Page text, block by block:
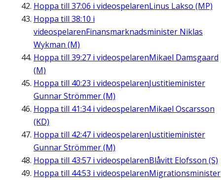
Hoppa till 37:06 i videospelarenLinus Lakso (MP)
Hoppa till 38:10 i
videospelarenFinansmarknadsminister Niklas
Wykman (M)
Hoppa till 39:27 i videospelarenMikael Damsgaard
(M)
Hoppa till 40:23 i videospelarenJustitieminister
Gunnar Strömmer (M)
Hoppa till 41:34i videospelarenMikael Oscarsson
(KD)
Hoppa till 42:47 i videospelarenJustitieminister
Gunnar Strömmer (M)
Hoppa till 43:57 i videospelarenBlåvitt Elofsson (S)
Hoppa till 44:53 i videospelarenMigrationsminister